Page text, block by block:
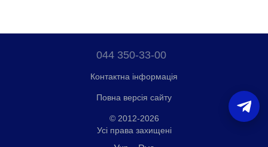
044 350-33-00
Контактна інформація
Повна версія сайту
© 2012-2026
Усі права захищені